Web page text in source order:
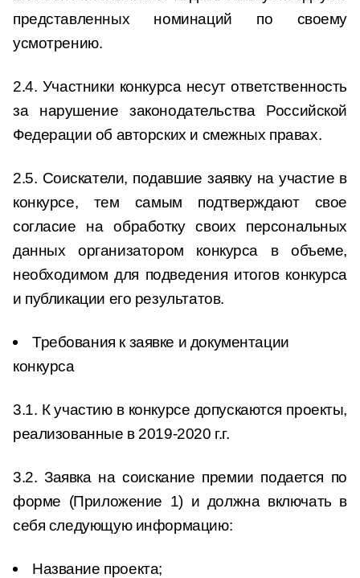
представленных номинаций по своему
усмотрению.
2.4. Участники конкурса несут ответственность
за нарушение законодательства Российской
Федерации об авторских и смежных правах.
2.5. Соискатели, подавшие заявку на участие в
конкурсе, тем самым подтверждают свое
согласие на обработку своих персональных
данных организатором конкурса в объеме,
необходимом для подведения итогов конкурса
и публикации его результатов.
Требования к заявке и документации
конкурса
3.1. К участию в конкурсе допускаются проекты,
реализованные в 2019-2020 г.г.
3.2. Заявка на соискание премии подается по
форме (Приложение 1) и должна включать в
себя следующую информацию:
Название проекта;